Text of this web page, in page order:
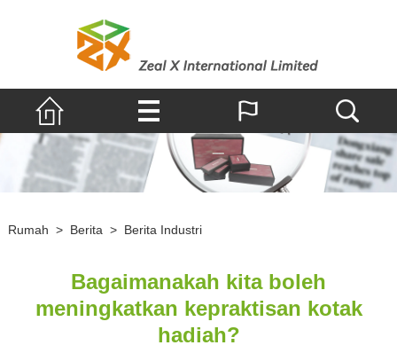
Rumah > Berita > Berita Industri
Bagaimanakah kita boleh
meningkatkan kepraktisan kotak
hadiah?